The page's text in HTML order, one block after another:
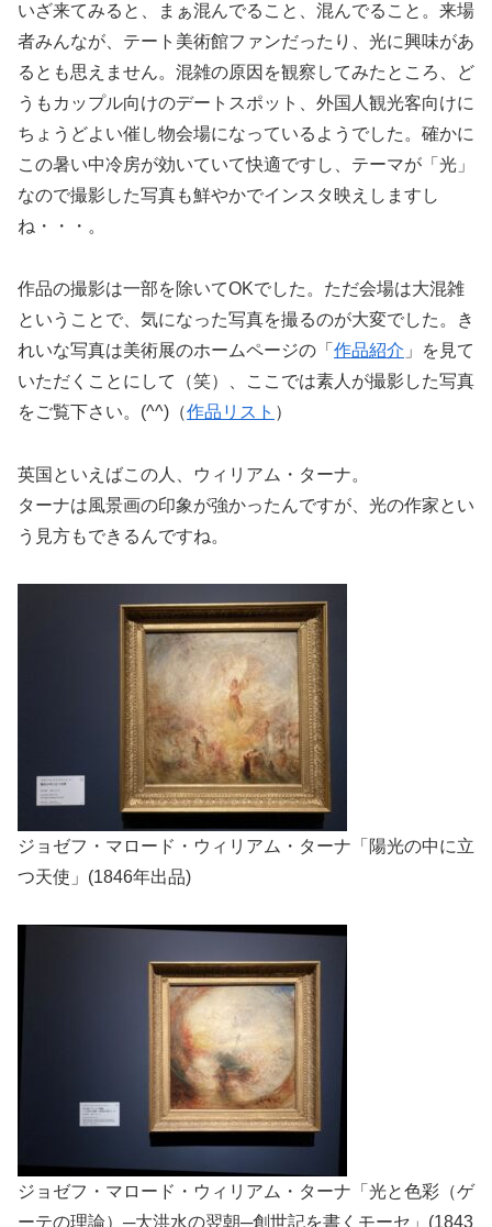
いざ来てみると、まぁ混んでること、混んでること。来場
者みんなが、テート美術館ファンだったり、光に興味があ
るとも思えません。混雑の原因を観察してみたところ、ど
うもカップル向けのデートスポット、外国人観光客向けに
ちょうどよい催し物会場になっているようでした。確かに
この暑い中冷房が効いていて快適ですし、テーマが「光」
なので撮影した写真も鮮やかでインスタ映えしますし
ね・・・。
作品の撮影は一部を除いてOKでした。ただ会場は大混雑
ということで、気になった写真を撮るのが大変でした。き
れいな写真は美術展のホームページの「 作品紹介 」を見て
いただくことにして（笑）、ここでは素人が撮影した写真
をご覧下さい。(^^)（作品リスト ）
英国といえばこの人、ウィリアム・ターナ。
ターナは風景画の印象が強かったんですが、光の作家とい
う見方もできるんですね。
ジョゼフ・マロード・ウィリアム・ターナ「陽光の中に立
つ天使」(1846年出品)
ジョゼフ・マロード・ウィリアム・ターナ「光と色彩（ゲ
ーテの理論）─大洪水の翌朝─創世記を書くモーセ」(1843